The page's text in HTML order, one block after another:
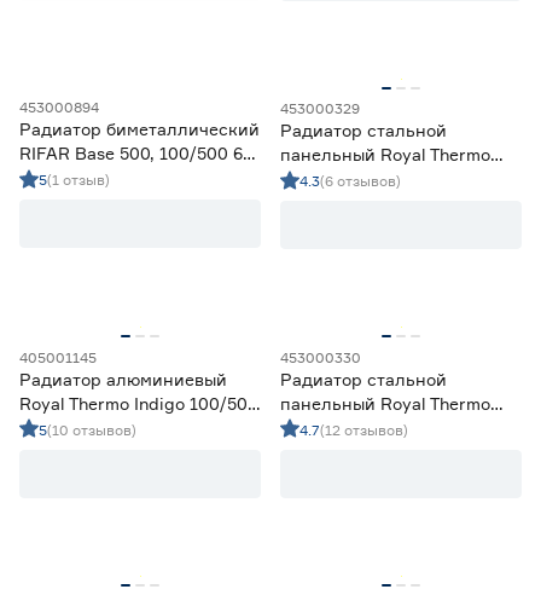
453000894
Радиатор биметаллический
RIFAR Base 500, 100/500 6
секций
5(1 отзыв)
453000329
Радиатор стальной
панельный Royal Thermo
Compact C22 500х600 мм
4.3(6 отзывов)
405001145
Радиатор алюминиевый
Royal Thermo Indigo 100/500
10 секций
5(10 отзывов)
453000330
Радиатор стальной
панельный Royal Thermo
Compact C22 500х800 мм
4.7(12 отзывов)